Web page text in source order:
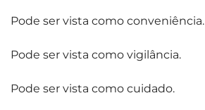
Pode ser vista como conveniência.
Pode ser vista como vigilância.
Pode ser vista como cuidado.